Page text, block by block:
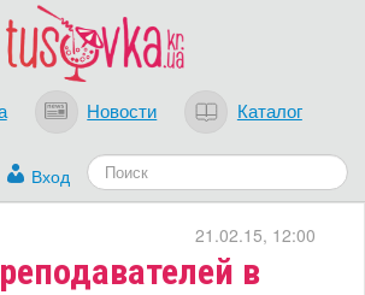
Новости Каталог
Вход
в
21.02.15, 12:00